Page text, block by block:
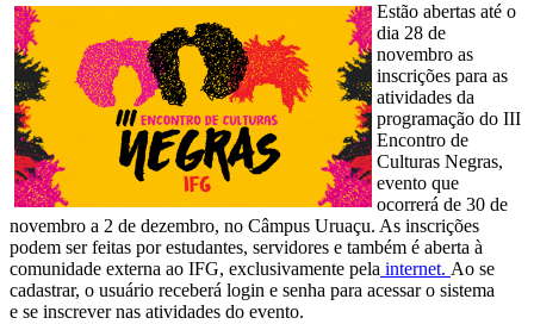
Estão abertas até o
dia 28 de
novembro as
inscrições para as
atividades da
programação do III
Encontro de
Culturas Negras,
evento que
ocorrerá de 30 de
novembro a 2 de dezembro, no Câmpus Uruaçu. As inscrições
podem ser feitas por estudantes, servidores e também é aberta à
comunidade externa ao IFG, exclusivamente pela internet. Ao se
cadastrar, o usuário receberá login e senha para acessar o sistema
e se inscrever nas atividades do evento.